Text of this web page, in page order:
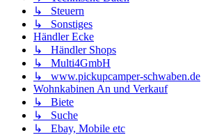
↳ Steuern
↳ Sonstiges
Händler Ecke
↳ Händler Shops
↳ Multi4GmbH
↳ www.pickupcamper-schwaben.de
Wohnkabinen An und Verkauf
↳ Biete
↳ Suche
↳ Ebay, Mobile etc